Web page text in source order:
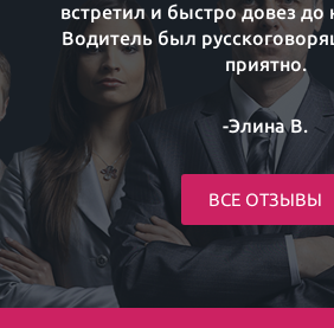
встретил и быстро довез до
Водитель был
приятно.
-Элина В.
ВСЕ ОТЗЫВЫ